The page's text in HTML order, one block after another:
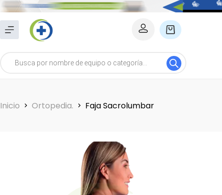
Saltar
al
contenido
Carro
compra
Inicio Ortopedia. Faja Sacrolumbar